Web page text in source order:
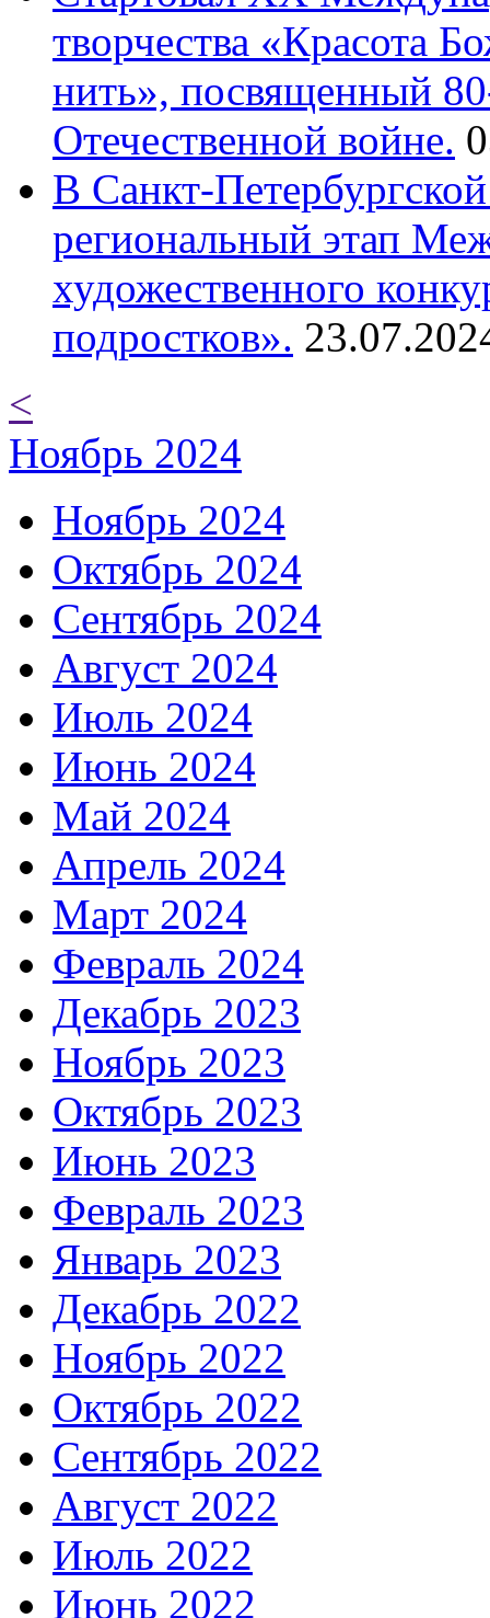
творчества «Красота
нить», посвященный
Отечественной войне.
В Санкт-
региональный этап
художественного
подростков».
<
Ноябрь 2024
Ноябрь 2024
Октябрь 2024
Сентябрь 2024
Август 2024
Июль 2024
Июнь 2024
Май 2024
Апрель 2024
Март 2024
Февраль 2024
Декабрь 2023
Ноябрь 2023
Октябрь 2023
Июнь 2023
Февраль 2023
Январь 2023
Декабрь 2022
Ноябрь 2022
Октябрь 2022
Сентябрь 2022
Август 2022
Июль 2022
Июнь 2022